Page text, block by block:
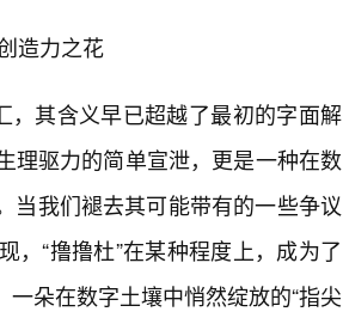
造力之花
，其含义早已超越了最初的字面解
理驱力的简单宣泄，更是一种在数
当我们褪去其可能带有的一些争议
“撸撸杜”在某种程度上，成为了
朵在数字土壤中悄然绽放的“指尖